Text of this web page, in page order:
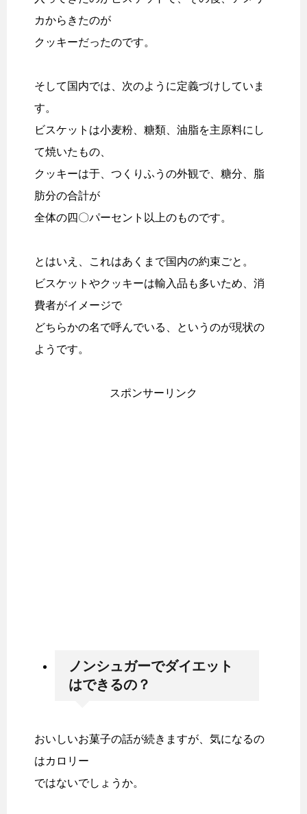
カからきたのが
クッキーだったのです。
そして国内では、次のように定義づけしていま
す。
ビスケットは小麦粉、糖類、油脂を主原料にし
て焼いたもの、
クッキーは于、つくりふうの外観で、糖分、脂
肪分の合計が
全体の四〇パーセント以上のものです。
とはいえ、これはあくまで国内の約束ごと。
ビスケットやクッキーは輸入品も多いため、消
費者がイメージで
どちらかの名で呼んでいる、というのが現状の
ようです。
スポンサーリンク
ノンシュガーでダイエット
はできるの？
おいしいお菓子の話が続きますが、気になるの
はカロリー
ではないでしょうか。